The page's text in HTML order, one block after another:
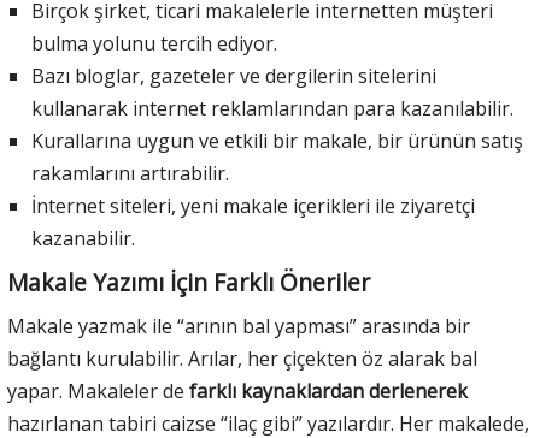
Birçok şirket, ticari makalelerle internetten müşteri
bulma yolunu tercih ediyor.
Bazı bloglar, gazeteler ve dergilerin sitelerini
kullanarak internet reklamlarından para kazanılabilir.
Kurallarına uygun ve etkili bir makale, bir ürünün satış
rakamlarını artırabilir.
İnternet siteleri, yeni makale içerikleri ile ziyaretçi
kazanabilir.
Makale Yazımı İçin Farklı Öneriler
Makale yazmak ile “arının bal yapması” arasında bir
bağlantı kurulabilir. Arılar, her çiçekten öz alarak bal
yapar. Makaleler de farklı kaynaklardan derlenerek
hazırlanan tabiri caizse “ilaç gibi” yazılardır. Her makalede,